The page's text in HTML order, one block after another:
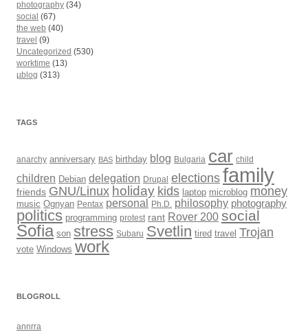
photography (34)
social (67)
the web (40)
travel (9)
Uncategorized (530)
worktime (13)
µblog (313)
TAGS
anarchy anniversary BAS birthday blog Bulgaria car child
children Debian delegation Drupal elections family
friends GNU/Linux holiday kids laptop microblog money
music Ognyan Pentax personal Ph.D. philosophy photography
politics programming protest rant Rover 200 social
Sofia son stress Subaru Svetlin tired travel Trojan
vote Windows work
BLOGROLL
annrra